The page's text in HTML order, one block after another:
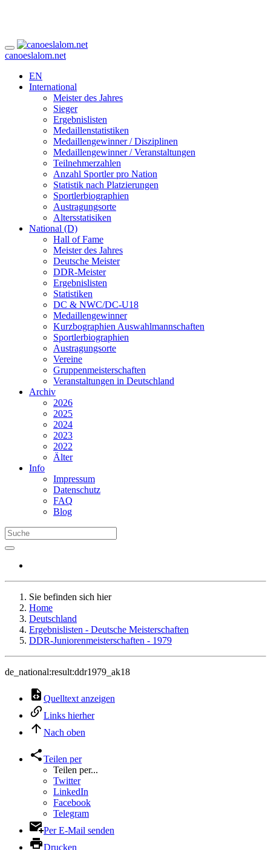
canoeslalom.net
EN
International
Meister des Jahres
Sieger
Ergebnislisten
Medaillenstatistiken
Medaillengewinner / Disziplinen
Medaillengewinner / Veranstaltungen
Teilnehmerzahlen
Anzahl Sportler pro Nation
Statistik nach Platzierungen
Sportlerbiographien
Austragungsorte
Altersstatisiken
National (D)
Hall of Fame
Meister des Jahres
Deutsche Meister
DDR-Meister
Ergebnislisten
Statistiken
DC & NWC/DC-U18
Medaillengewinner
Kurzbographien Auswahlmannschaften
Sportlerbiographien
Austragungsorte
Vereine
Gruppenmeisterschaften
Veranstaltungen in Deutschland
Archiv
2026
2025
2024
2023
2022
Älter
Info
Impressum
Datenschutz
FAQ
Blog
Sie befinden sich hier
Home
Deutschland
Ergebnislisten - Deutsche Meisterschaften
DDR-Juniorenmeisterschaften - 1979
de_national:result:ddr1979_ak18
Quelltext anzeigen
Links hierher
Nach oben
Teilen per
Teilen per...
Twitter
LinkedIn
Facebook
Telegram
Per E-Mail senden
Drucken